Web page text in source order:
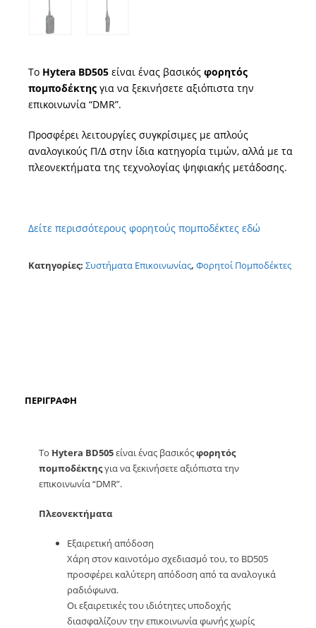
Το Hytera BD505 είναι ένας βασικός φορητός
πομποδέκτης για να ξεκινήσετε αξιόπιστα την
επικοινωνία “DMR”.
Προσφέρει λειτουργίες συγκρίσιμες με απλούς
αναλογικούς Π/Δ στην ίδια κατηγορία τιμών, αλλά με τα
πλεονεκτήματα της τεχνολογίας ψηφιακής μετάδοσης.
Δείτε περισσότερους φορητούς πομποδέκτες εδώ
Κατηγορίες: Συστήματα Επικοινωνίας, Φορητοί Πομποδέκτες
ΠΕΡΙΓΡΑΦΉ
Το Hytera BD505είναι ένας βασικόςφορητός
πομποδέκτηςγια να ξεκινήσετε αξιόπιστα την
επικοινωνία “DMR”.
Πλεονεκτήματα
Εξαιρετική απόδοση
Χάρη στον καινοτόμο σχεδιασμό του, το BD505
προσφέρει καλύτερη απόδοση από τα αναλογικά
ραδιόφωνα.
Οι εξαιρετικές του ιδιότητες υποδοχής
διασφαλίζουν την επικοινωνία φωνής χωρίς